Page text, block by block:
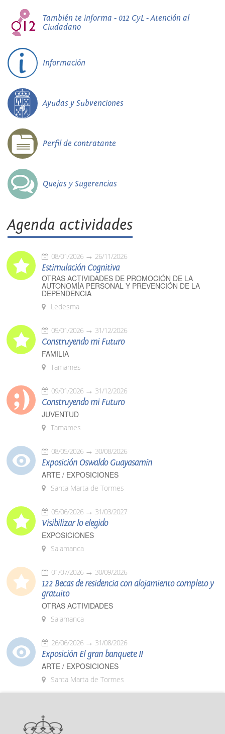
También te informa - 012 CyL - Atención al
Ciudadano
Información
Ayudas y Subvenciones
Perfil de contratante
Quejas y Sugerencias
Agenda actividades
08/01/2026 26/11/2026
Estimulación Cognitiva
OTRAS ACTIVIDADES DE PROMOCIÓN DE LA
AUTONOMÍA PERSONAL Y PREVENCIÓN DE LA
DEPENDENCIA
Ledesma
09/01/2026 31/12/2026
Construyendo mi Futuro
FAMILIA
Tamames
09/01/2026 31/12/2026
Construyendo mi Futuro
JUVENTUD
Tamames
08/05/2026 30/08/2026
Exposición Oswaldo Guayasamín
ARTE / EXPOSICIONES
Santa Marta de Tormes
05/06/2026 31/03/2027
Visibilizar lo elegido
EXPOSICIONES
Salamanca
01/07/2026 30/09/2026
122 Becas de residencia con alojamiento completo y
gratuito
OTRAS ACTIVIDADES
Salamanca
26/06/2026 31/08/2026
Exposición El gran banquete II
ARTE / EXPOSICIONES
Santa Marta de Tormes